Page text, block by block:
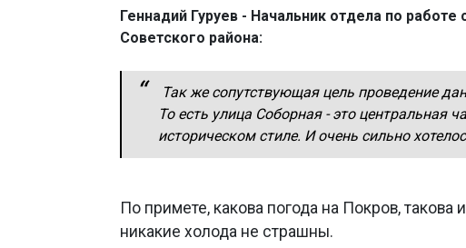
Геннадий Гуруев - Начальник отдела по
Советского района:
Так же сопутствующая цель проведение
То есть улица Соборная - это центральная
историческом стиле. И очень сильно
По примете, какова погода на Покров,
никакие холода не страшны.